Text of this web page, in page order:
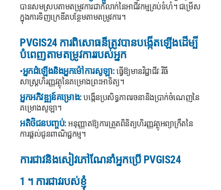
បានសមស្របតាមតម្រូវការជាក់លាក់នៃអាជីវកម្មគ្រប់ទំហំ។ ជម្រើស
ក្នុងការទិញក្រេឌីតបន្ថែមតាមតម្រូវការ។
PVGIS24 ការពិសោធន៏ត្រូវបានបង្កើតឡើងដើម្បី
បំពេញតាមតម្រូវការរបស់អ្នក
•អ្នកដំឡើងនិងអ្នកម៉ៅការសូឡា: ធ្វើឱ្យមានវិជ្ជាជីវៈវិធី
សាស្រ្តហិរញ្ញវត្ថុនៃគម្រោងព្រះអាទិត្យ។
អ្នកអភិវឌ្ឍន៍គម្រោង: បង្កើនប្រសិទ្ធភាពរចនានិងប្រាក់ចំណេញនៃ
គម្រោងសូឡា។
អតិថិជនបញ្ចប់: អនុញ្ញាតឱ្យការត្រួតពិនិត្យហិរញ្ញវត្ថុអព្យាក្រឹតនៃ
ការផ្តល់ជូនពាណិជ្ជកម្ម។
ការជាវនិងសៀវភៅណែនាំអ្នកប្រើ PVGIS24
1 ។ ការជាវរបស់ខ្ញុំ